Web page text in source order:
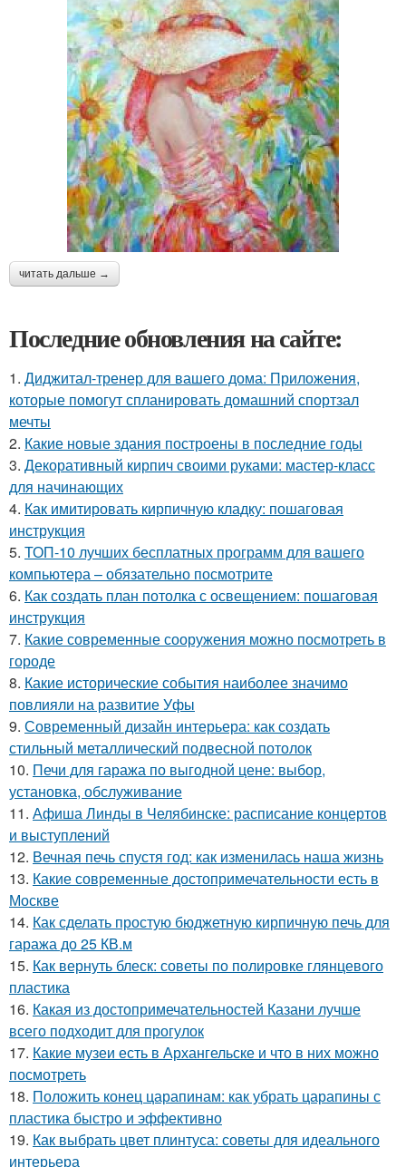
читать дальше →
Последние обновления на сайте:
1. Диджитал-тренер для вашего дома: Приложения,
которые помогут спланировать домашний спортзал
мечты
2. Какие новые здания построены в последние годы
3. Декоративный кирпич своими руками: мастер-класс
для начинающих
4. Как имитировать кирпичную кладку: пошаговая
инструкция
5. ТОП-10 лучших бесплатных программ для вашего
компьютера – обязательно посмотрите
6. Как создать план потолка с освещением: пошаговая
инструкция
7. Какие современные сооружения можно посмотреть в
городе
8. Какие исторические события наиболее значимо
повлияли на развитие Уфы
9. Современный дизайн интерьера: как создать
стильный металлический подвесной потолок
10. Печи для гаража по выгодной цене: выбор,
установка, обслуживание
11. Афиша Линды в Челябинске: расписание концертов
и выступлений
12. Вечная печь спустя год: как изменилась наша жизнь
13. Какие современные достопримечательности есть в
Москве
14. Как сделать простую бюджетную кирпичную печь для
гаража до 25 КВ.м
15. Как вернуть блеск: советы по полировке глянцевого
пластика
16. Какая из достопримечательностей Казани лучше
всего подходит для прогулок
17. Какие музеи есть в Архангельске и что в них можно
посмотреть
18. Положить конец царапинам: как убрать царапины с
пластика быстро и эффективно
19. Как выбрать цвет плинтуса: советы для идеального
интерьера